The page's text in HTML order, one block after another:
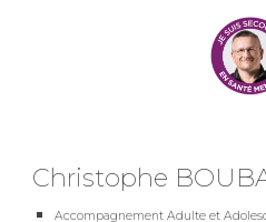
Christophe
Accompagnement Adulte et